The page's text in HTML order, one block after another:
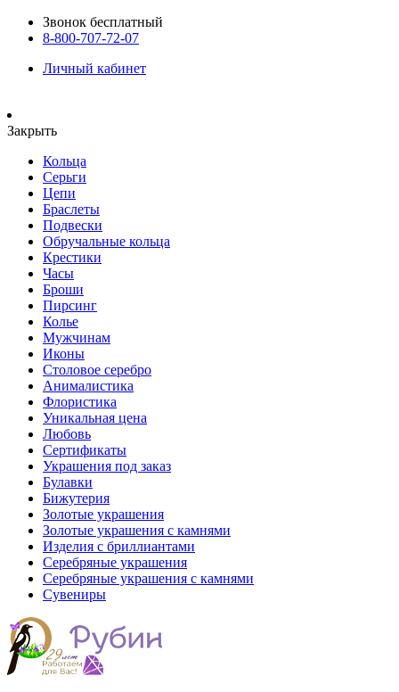
Звонок бесплатный
8-800-707-72-07
Личный кабинет
Закрыть
Кольца
Серьги
Цепи
Браслеты
Подвески
Обручальные кольца
Крестики
Часы
Броши
Пирсинг
Колье
Мужчинам
Иконы
Столовое серебро
Анималистика
Флористика
Уникальная цена
Любовь
Сертификаты
Украшения под заказ
Булавки
Бижутерия
Золотые украшения
Золотые украшения с камнями
Изделия с бриллиантами
Серебряные украшения
Серебряные украшения с камнями
Сувениры